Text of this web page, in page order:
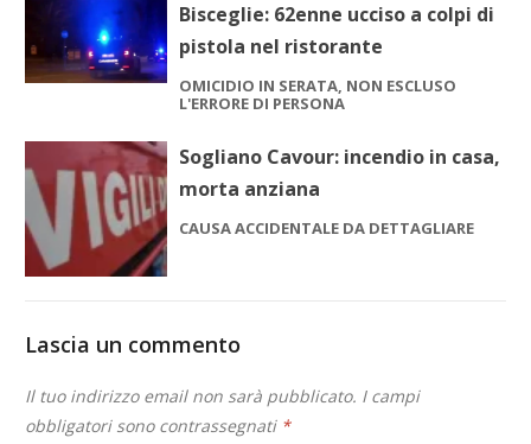
Bisceglie: 62enne ucciso a colpi di
pistola nel ristorante
OMICIDIO IN SERATA, NON ESCLUSO
L'ERRORE DI PERSONA
Sogliano Cavour: incendio in casa,
morta anziana
CAUSA ACCIDENTALE DA DETTAGLIARE
Lascia un commento
Il tuo indirizzo email non sarà pubblicato. I campi
obbligatori sono contrassegnati *